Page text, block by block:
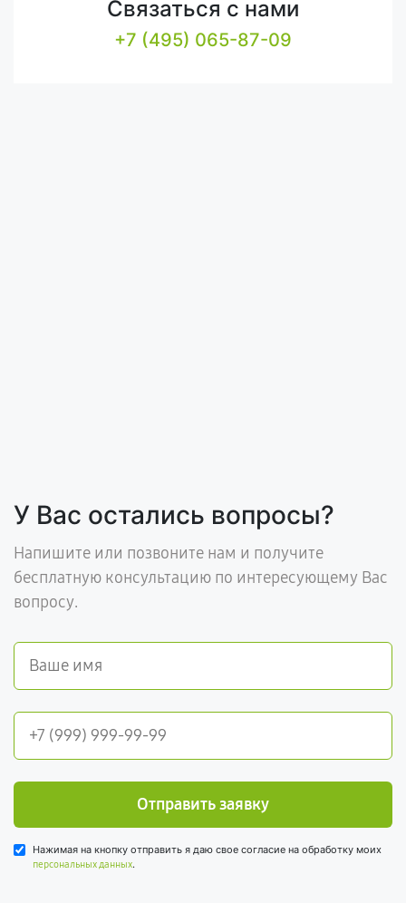
Связаться с нами
+7 (495) 065-87-09
У Вас остались вопросы?
Напишите или позвоните нам и получите
бесплатную консультацию по интересующему Вас
вопросу.
Отправить заявку
Нажимая на кнопку отправить я даю свое согласие на обработку моих
персональных данных.